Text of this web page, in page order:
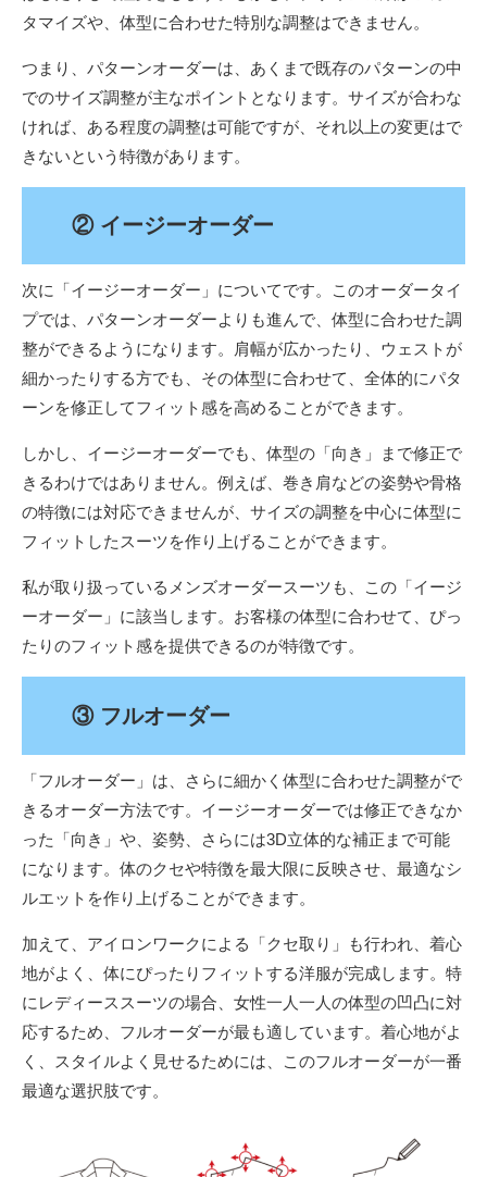
タマイズや、体型に合わせた特別な調整はできません。
つまり、パターンオーダーは、あくまで既存のパターンの中
でのサイズ調整が主なポイントとなります。サイズが合わな
ければ、ある程度の調整は可能ですが、それ以上の変更はで
きないという特徴があります。
② イージーオーダー
次に「イージーオーダー」についてです。このオーダータイ
プでは、パターンオーダーよりも進んで、体型に合わせた調
整ができるようになります。肩幅が広かったり、ウェストが
細かったりする方でも、その体型に合わせて、全体的にパタ
ーンを修正してフィット感を高めることができます。
しかし、イージーオーダーでも、体型の「向き」まで修正で
きるわけではありません。例えば、巻き肩などの姿勢や骨格
の特徴には対応できませんが、サイズの調整を中心に体型に
フィットしたスーツを作り上げることができます。
私が取り扱っているメンズオーダースーツも、この「イージ
ーオーダー」に該当します。お客様の体型に合わせて、ぴっ
たりのフィット感を提供できるのが特徴です。
③ フルオーダー
「フルオーダー」は、さらに細かく体型に合わせた調整がで
きるオーダー方法です。イージーオーダーでは修正できなか
った「向き」や、姿勢、さらには3D立体的な補正まで可能
になります。体のクセや特徴を最大限に反映させ、最適なシ
ルエットを作り上げることができます。
加えて、アイロンワークによる「クセ取り」も行われ、着心
地がよく、体にぴったりフィットする洋服が完成します。特
にレディーススーツの場合、女性一人一人の体型の凹凸に対
応するため、フルオーダーが最も適しています。着心地がよ
く、スタイルよく見せるためには、このフルオーダーが一番
最適な選択肢です。